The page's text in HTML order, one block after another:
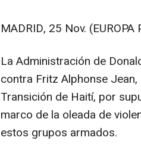
MADRID, 25 Nov. (EUROPA
La Administración de
contra Fritz Alphonse
Transición de Haití, por
marco de la oleada de
estos grupos armados.